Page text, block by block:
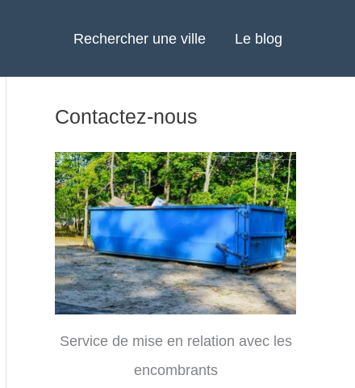
Rechercher une ville Le blog
Contactez-nous
Service de mise en relation avec les
encombrants